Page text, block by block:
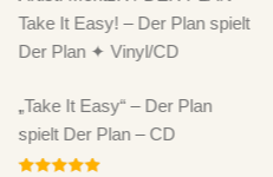
„Take It Easy“ – Der Plan
spielt Der Plan – CD